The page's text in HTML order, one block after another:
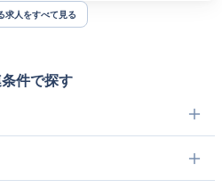
求人をすべて見る
条件で探す